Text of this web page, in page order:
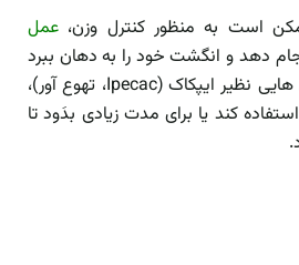
است به منظور کنترل وزن، عمل
دهد و انگشت خود را به دهان ببرد
تا استفراغ کند و یا از قرص­ هایی نظیر ایپکاک (Ipecac، تهوع آور)،
کند یا برای مدت زیادی بدَود تا